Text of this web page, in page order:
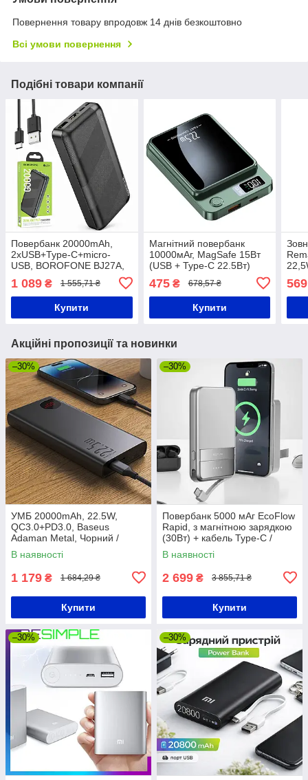
Повернення товару впродовж 14 днів безкоштовно
Всі умови повернення
Подібні товари компанії
Повербанк 20000mAh,
2хUSB+Type-C+micro-
USB, BOROFONE BJ27A,
Зовнішній акумулятор /
PowerBank
1 089 ₴ 1 555,71 ₴
Купити
Магнітний повербанк
10000мАг, MagSafe 15Вт
(USB + Type-C 22.5Вт)
павербанк / Power Bank /
УМБ
475₴ 678,57 ₴
Купити
569
Акційні пропозиції та новинки
–30%
УМБ 20000mAh, 22.5W,
QC3.0+PD3.0, Baseus
Adaman Metal, Чорний /
Повербанк / Павербанк для
телефону / Зовнішній
В наявності
1 179 ₴ 1 684,29 ₴
Купити
–30%
Повербанк 5000 мАг EcoFlow
Rapid, з магнітною зарядкою
(30Вт) + кабель Type-C /
Павербанк / Power Bank /
Зовнішній акумулятор
В наявності
2 699 ₴ 3 855,71 ₴
Купити
–30% –30%